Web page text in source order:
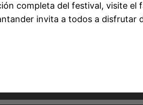
completa del festival, visite el
invita a todos a disfrutar